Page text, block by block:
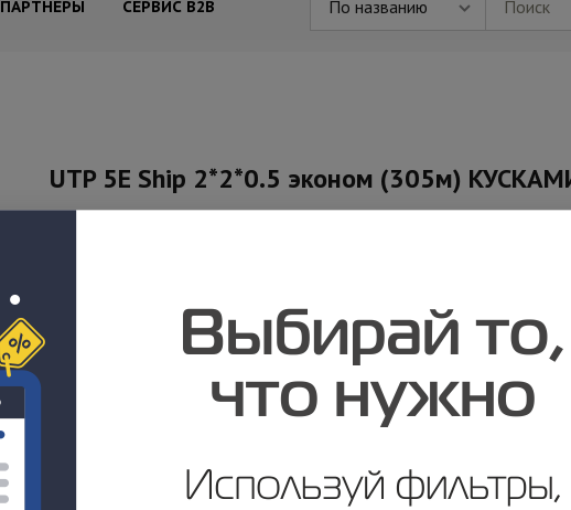
ПАРТНЕРЫ СЕРВИС B2B По названию
UTP 5E Ship 2*2*0.5 эконом (305м)